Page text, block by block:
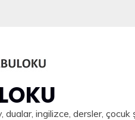
ingilizce, dersler, çocuk